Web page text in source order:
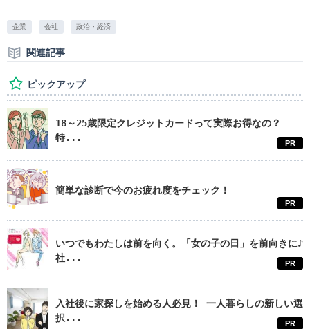
企業 会社 政治・経済
関連記事
ピックアップ
18～25歳限定クレジットカードって実際お得なの？
特...
PR
簡単な診断で今のお疲れ度をチェック！
PR
いつでもわたしは前を向く。「女の子の日」を前向きに♪
社...
PR
入社後に家探しを始める人必見！ 一人暮らしの新しい選
択...
PR